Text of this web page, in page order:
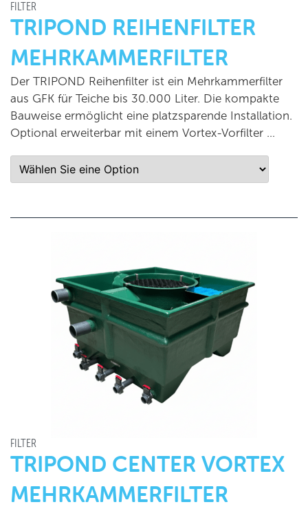
FILTER
TRIPOND REIHENFILTER
MEHRKAMMERFILTER
Der TRIPOND Reihenfilter ist ein Mehrkammerfilter
aus GFK für Teiche bis 30.000 Liter. Die kompakte
Bauweise ermöglicht eine platzsparende Installation.
Optional erweiterbar mit einem Vortex-Vorfilter …
FILTER
TRIPOND CENTER VORTEX
MEHRKAMMERFILTER